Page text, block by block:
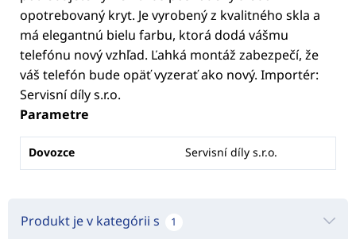
opotrebovaný kryt. Je vyrobený z kvalitného skla a
má elegantnú bielu farbu, ktorá dodá vášmu
telefónu nový vzhľad. Ľahká montáž zabezpečí, že
váš telefón bude opäť vyzerať ako nový. Importér:
Servisní díly s.r.o.
Parametre
Dovozce Servisní díly s.r.o.
Produkt je v kategórii s 1